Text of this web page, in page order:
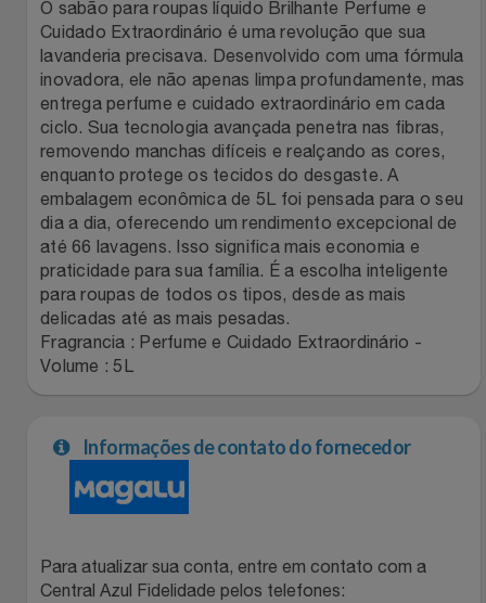
Notebooks E Tablet
Óculos
Papelaria
Páscoa
Perfumaria
Perfume
Perfumes
Saúde E Bem-Estar
Natura
Netshoes
Oster
Perfumes & Cosméticos
Ponto Frio
Portal Das Malas
Porto Brasil
Renner
Safe – Escola De Aviação
Stanley Pmi
The Bar
O sabão para roupas líquido Brilhante Perfume e
Cuidado Extraordinário é uma revolução que sua
lavanderia precisava. Desenvolvido com uma fórmula
inovadora, ele não apenas limpa profundamente, mas
entrega perfume e cuidado extraordinário em cada
ciclo. Sua tecnologia avançada penetra nas fibras,
removendo manchas difíceis e realçando as cores,
enquanto protege os tecidos do desgaste. A
embalagem econômica de 5L foi pensada para o seu
dia a dia, oferecendo um rendimento excepcional de
até 66 lavagens. Isso significa mais economia e
praticidade para sua família. É a escolha inteligente
para roupas de todos os tipos, desde as mais
delicadas até as mais pesadas.
Fragrancia : Perfume e Cuidado Extraordinário -
Volume : 5L
Informações de contato do fornecedor
Para atualizar sua conta, entre em contato com a
Central Azul Fidelidade pelos telefones: